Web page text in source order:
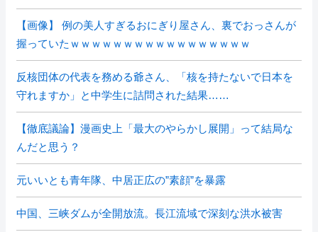
【画像】 例の美人すぎるおにぎり屋さん、裏でおっさんが
握っていたｗｗｗｗｗｗｗｗｗｗｗｗｗｗｗｗｗ
反核団体の代表を務める爺さん、「核を持たないで日本を
守れますか」と中学生に詰問された結果……
【徹底議論】漫画史上「最大のやらかし展開」って結局な
んだと思う？
元いいとも青年隊、中居正広の”素顔”を暴露
中国、三峡ダムが全開放流。長江流域で深刻な洪水被害